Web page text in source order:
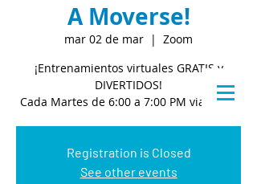
A Moverse!
mar 02 de mar
  |
Zoom
¡Entrenamientos virtuales GRATIS y
DIVERTIDOS!
Cada Martes de 6:00 a 7:00 PM via Zoom
Registration is Closed
See other events